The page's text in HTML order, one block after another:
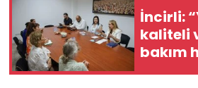
İncirli:
kaliteli
bakım
alması
Spor
Teknoloji